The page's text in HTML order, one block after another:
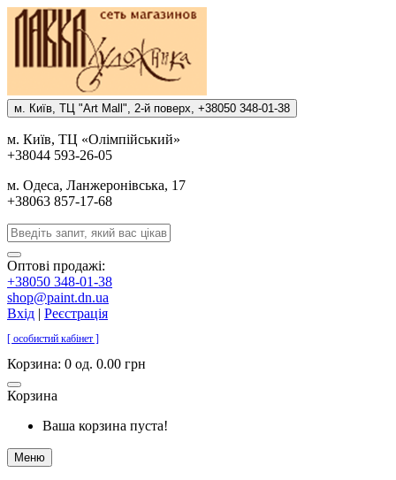
м. Киïв, ТЦ "Art Mall", 2-й поверх, +38050 348-01-38
м. Киïв, ТЦ «Олiмпiйський»
+38044 593-26-05
м. Одеса, Ланжеронiвська, 17
+38063 857-17-68
Оптові продажі:
+38050 348-01-38
shop@paint.dn.ua
Вхід | Реєстрація
[ особистий кабінет ]
Корзина: 0 од. 0.00 грн
Корзина
Ваша корзина пуста!
Меню